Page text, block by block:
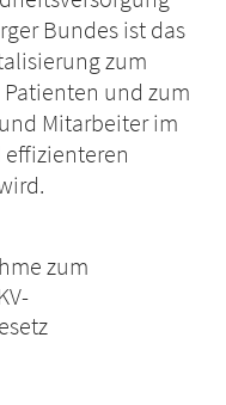
Bundes ist das
zum
und zum
Mitarbeiter im
zum